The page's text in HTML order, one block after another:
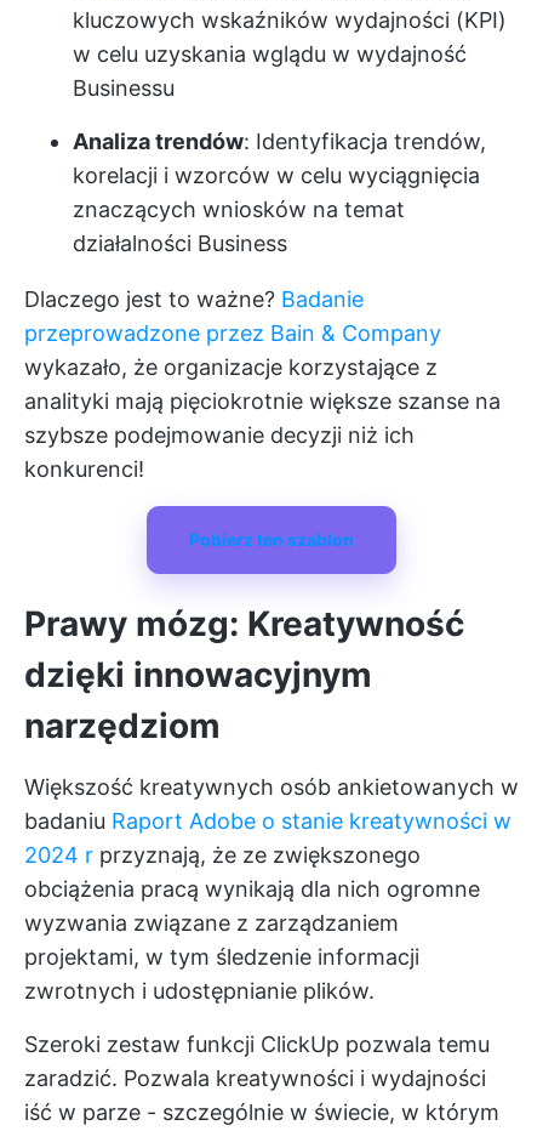
kluczowych wskaźników wydajności (KPI)
w celu uzyskania wglądu w wydajność
Businessu
Analiza trendów: Identyfikacja trendów,
korelacji i wzorców w celu wyciągnięcia
znaczących wniosków na temat
działalności Business
Dlaczego jest to ważne? Badanie
przeprowadzone przez Bain & Company
wykazało, że organizacje korzystające z
analityki mają pięciokrotnie większe szanse na
szybsze podejmowanie decyzji niż ich
konkurenci!
Pobierz ten szablon
Prawy mózg: Kreatywność
dzięki innowacyjnym
narzędziom
Większość kreatywnych osób ankietowanych w
badaniu Raport Adobe o stanie kreatywności w
2024 r przyznają, że ze zwiększonego
obciążenia pracą wynikają dla nich ogromne
wyzwania związane z zarządzaniem
projektami, w tym śledzenie informacji
zwrotnych i udostępnianie plików.
Szeroki zestaw funkcji ClickUp pozwala temu
zaradzić. Pozwala kreatywności i wydajności
iść w parze - szczególnie w świecie, w którym